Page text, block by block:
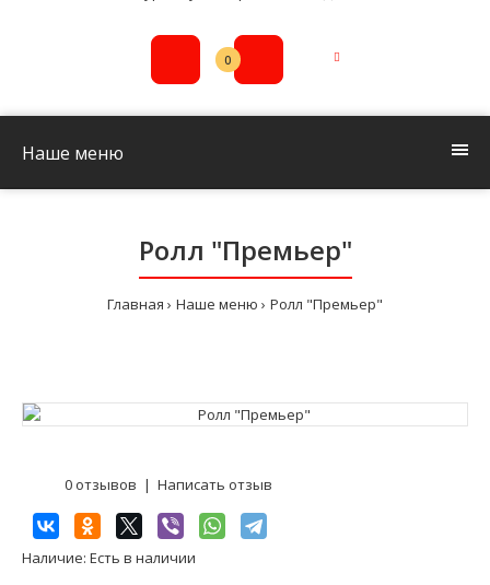
0
Наше меню
Ролл "Премьер"
Главная Наше меню Ролл "Премьер"
0 отзывов | Написать отзыв
Наличие: Есть в наличии